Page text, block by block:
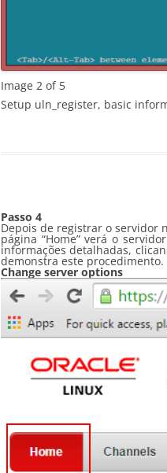
Image 2 of 5
Setup uln_register, basic
Passo 4
Depois de registrar o servidor
página “Home” verá o
informações detalhadas,
demonstra este procedimento.
Change server options